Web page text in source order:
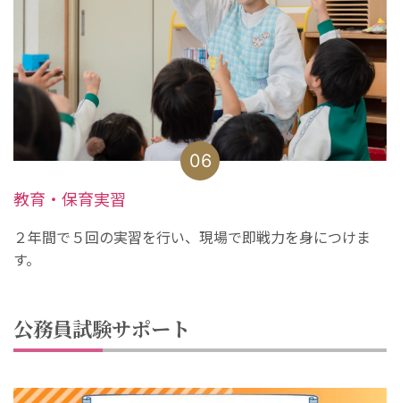
06
教育・保育実習
２年間で５回の実習を行い、現場で即戦力を身につけま
す。
公務員試験サポート